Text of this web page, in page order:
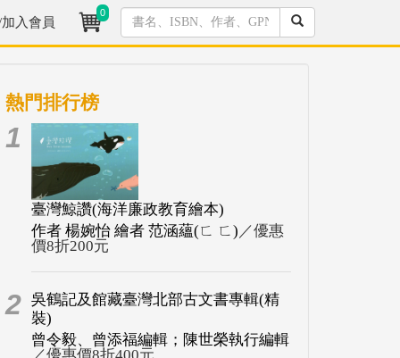
入會員
0
熱門排行榜
1
臺灣鯨讚(海洋廉政教育繪本)
作者 楊婉怡 繪者 范涵蘊(ㄈ ㄈ) ／優惠
價8折200元
2 吳鶴記及館藏臺灣北部古文書專輯(精
裝)
曾令毅、曾添福編輯；陳世榮執行編輯